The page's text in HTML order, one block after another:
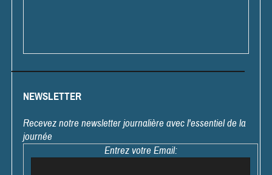
NEWSLETTER
Recevez notre newsletter journalière avec l'essentiel de la
journée
Entrez votre Email: